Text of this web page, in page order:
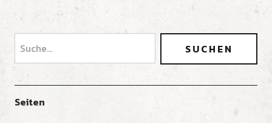
Seiten